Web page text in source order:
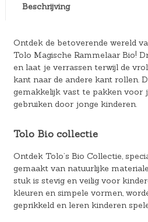
Beschrijving
Ontdek de betoverende wereld
Tolo Magische Rammelaar Bio!
en laat je verrassen terwijl de
kant naar de andere kant rollen.
gemakkelijk vast te pakken voor
gebruiken door jonge kinderen.
Tolo Bio collectie
Ontdek Tolo’s Bio Collectie,
gemaakt van natuurlijke
stuk is stevig en veilig voor
kleuren en simpele vormen,
geprikkeld en leren kinderen